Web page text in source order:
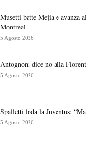
Musetti batte Mejia e avanza
Montreal
5 Agosto 2026
Antognoni dice no alla
5 Agosto 2026
Spalletti loda la Juventus:
5 Agosto 2026